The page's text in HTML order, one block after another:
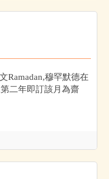
Ramadan,穆罕默德在
二年即訂該月為齋